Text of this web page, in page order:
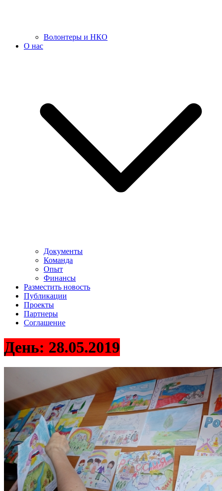
Волонтеры и НКО
О нас
Документы
Команда
Опыт
Финансы
Разместить новость
Публикации
Проекты
Партнеры
Соглашение
День: 28.05.2019